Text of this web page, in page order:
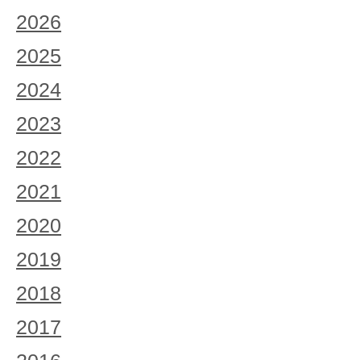
2026
2025
2024
2023
2022
2021
2020
2019
2018
2017